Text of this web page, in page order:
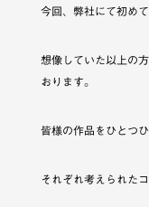
今回、弊社にて初め
想像していた以上の
おります。
皆様の作品をひとつ
それぞれ考えられた